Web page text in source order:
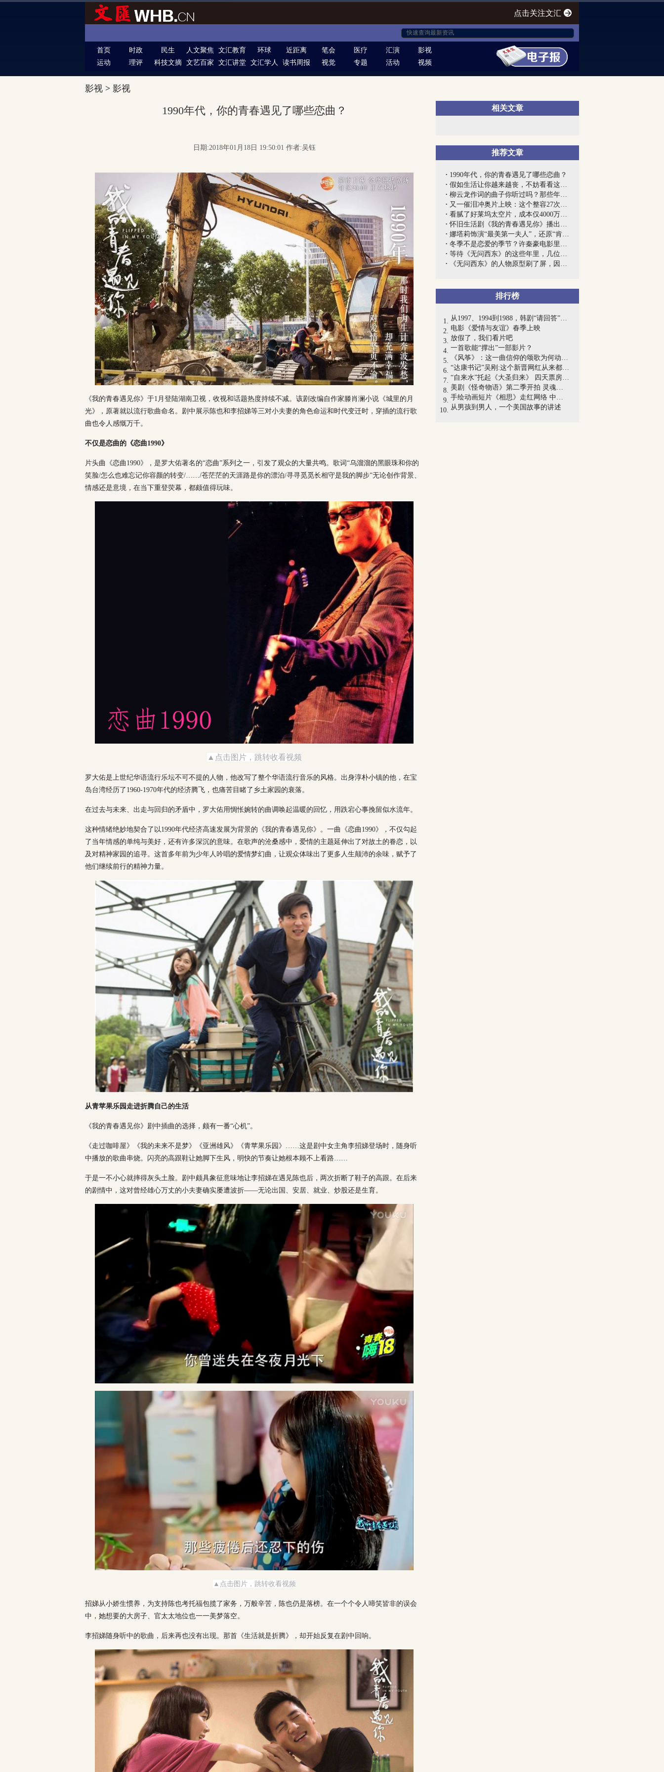
点击关注文汇
首页 时政 民生 人文聚焦 文汇教育 环球 近距离 笔会 医疗 汇演
影视
运动
理评 科技文摘 文艺百家 文汇讲堂 文汇学人 读书周报 视觉 专题 活动 视频
影视 > 影视
相关文章
推荐文章
1990年代，你的青春遇见了哪些恋曲？
假如生活让你越来越丧，不妨看看这部暖心...
柳云龙作词的曲子你听过吗？那些年萦绕在...
又一催泪冲奥片上映：这个整容27次的小男...
看腻了好莱坞太空片，成本仅4000万元的俄...
怀旧生活剧《我的青春遇见你》播出，温情...
娜塔莉饰演“最美第一夫人”，还原“肯尼...
冬季不是恋爱的季节？许秦豪电影里的四季...
等待《无问西东》的这些年里，几位主演里...
《无问西东》的人物原型刷了屏，因为他们...
排行榜
从1997、1994到1988，韩剧“请回答”系列...
电影《爱情与友谊》春季上映
放假了，我们看片吧
一首歌能“撑出”一部影片？
《风筝》：这一曲信仰的颂歌为何动人心魄
“达康书记”吴刚:这个新晋网红从来都是...
“自来水”托起《大圣归来》 四天票房惊...
美剧《怪奇物语》第二季开拍 灵魂人物“...
手绘动画短片《相思》走红网络 中国风动...
从男孩到男人，一个美国故事的讲述
1990年代，你的青春遇见了哪些恋曲？
日期:2018年01月18日 19:50:01 作者:吴钰
《我的青春遇见你》于1月登陆湖南卫视，收视和话题热度持续不减。该剧改编自作家滕肖澜小说《城里的月
光》，原著就以流行歌曲命名。剧中展示陈也和李招娣等三对小夫妻的角色命运和时代变迁时，穿插的流行歌
曲也令人感慨万千。
不仅是恋曲的《恋曲1990》
片头曲《恋曲1990》，是罗大佑著名的“恋曲”系列之一，引发了观众的大量共鸣。歌词“乌溜溜的黑眼珠和你的
笑脸/怎么也难忘记你容颜的转变/……/苍茫茫的天涯路是你的漂泊/寻寻觅觅长相守是我的脚步”无论创作背景、
情感还是意境，在当下重登荧幕，都颇值得玩味。
▲点击图片，跳转收看视频
罗大佑是上世纪华语流行乐坛不可不提的人物，他改写了整个华语流行音乐的风格。出身淳朴小镇的他，在宝
岛台湾经历了1960-1970年代的经济腾飞，也痛苦目睹了乡土家园的衰落。
在过去与未来、出走与回归的矛盾中，罗大佑用惆怅婉转的曲调唤起温暖的回忆，用跌宕心事挽留似水流年。
这种情绪绝妙地契合了以1990年代经济高速发展为背景的《我的青春遇见你》。一曲《恋曲1990》，不仅勾起
了当年情感的单纯与美好，还有许多深沉的意味。在歌声的沧桑感中，爱情的主题延伸出了对故土的眷恋，以
及对精神家园的追寻。这首多年前为少年人吟唱的爱情梦幻曲，让观众体味出了更多人生颠沛的余味，赋予了
他们继续前行的精神力量。
从青苹果乐园走进折腾自己的生活
《我的青春遇见你》剧中插曲的选择，颇有一番“心机”。
《走过咖啡屋》《我的未来不是梦》《亚洲雄风》《青苹果乐园》……这是剧中女主角李招娣登场时，随身听
中播放的歌曲串烧。闪亮的高跟鞋让她脚下生风，明快的节奏让她根本顾不上看路……
于是一不小心就摔得灰头土脸。剧中颇具象征意味地让李招娣在遇见陈也后，两次折断了鞋子的高跟。在后来
的剧情中，这对曾经雄心万丈的小夫妻确实屡遭波折——无论出国、安居、就业、炒股还是生育。
▲点击图片，跳转收看视频
招娣从小娇生惯养，为支持陈也考托福包揽了家务，万般辛苦，陈也仍是落榜。在一个个令人啼笑皆非的误会
中，她想要的大房子、官太太地位也一一美梦落空。
李招娣随身听中的歌曲，后来再也没有出现。那首《生活就是折腾》，却开始反复在剧中回响。